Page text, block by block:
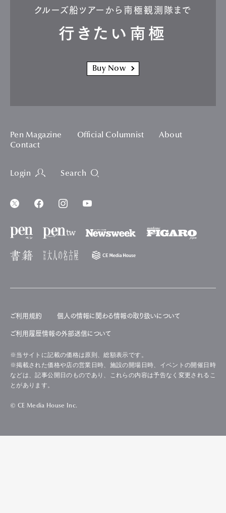
クルーズ船ツアーから南極観測隊まで
行きたい南極
Buy Now
Pen Magazine Official Columnist
About
Contact
Login Search
ご利用規約 個人の情報に関わる情報の取り扱いについて
ご利用履歴情報の外部送信について
※当サイトに記載の価格は原則、総額表示です。
※掲載された価格や店の営業日時、施設の開場日時、イベントの開催日時
などは、記事公開日のものであり、これらの内容は予告なく変更されるこ
とがあります。
© CE Media House Inc.